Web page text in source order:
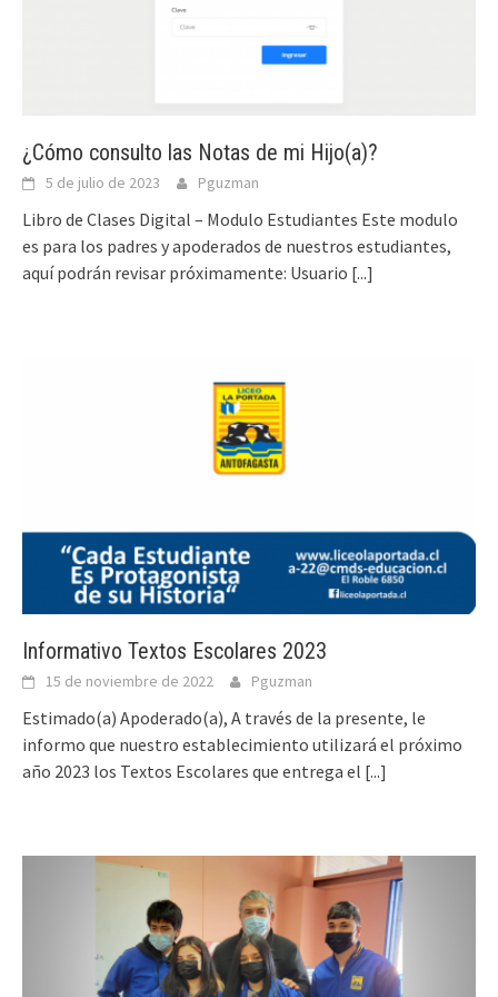
¿Cómo consulto las Notas de mi Hijo(a)?
5 de julio de 2023 Pguzman
Libro de Clases Digital – Modulo Estudiantes Este modulo
es para los padres y apoderados de nuestros estudiantes,
aquí podrán revisar próximamente: Usuario [...]
Informativo Textos Escolares 2023
15 de noviembre de 2022 Pguzman
Estimado(a) Apoderado(a), A través de la presente, le
informo que nuestro establecimiento utilizará el próximo
año 2023 los Textos Escolares que entrega el [...]